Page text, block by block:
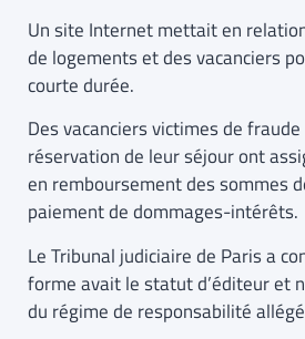
Un site Internet mettait en
de logements et des vacanciers
courte durée.
Des vacanciers victimes de
réservation de leur séjour ont
en remboursement des sommes
paiement de dommages-intérêts.
Le Tribunal judiciaire de Paris a
forme avait le statut d’éditeur et
du régime de responsabilité